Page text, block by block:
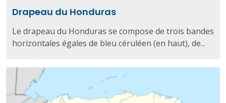
Drapeau du Honduras
Le drapeau du Honduras se compose de trois bandes
horizontales égales de bleu céruléen (en haut), de...